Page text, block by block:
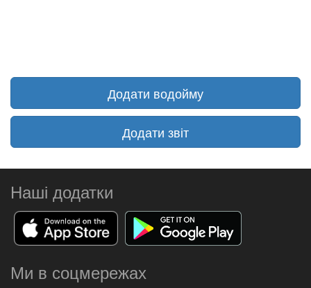
Додати водойму
Додати звіт
Наші додатки
Ми в соцмережах